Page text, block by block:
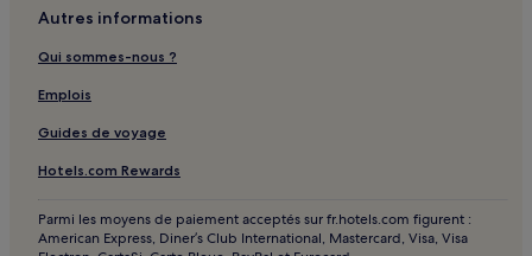
Autres informations
Qui sommes-nous ?
Emplois
Guides de voyage
Hotels.com Rewards
Parmi les moyens de paiement acceptés sur fr.hotels.com figurent :
American Express, Diner’s Club International, Mastercard, Visa, Visa